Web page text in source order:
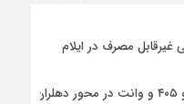
۳ مصدوم در تصادف دو خودرو پژو ۴۰۵ و وانت در محور دهلران-